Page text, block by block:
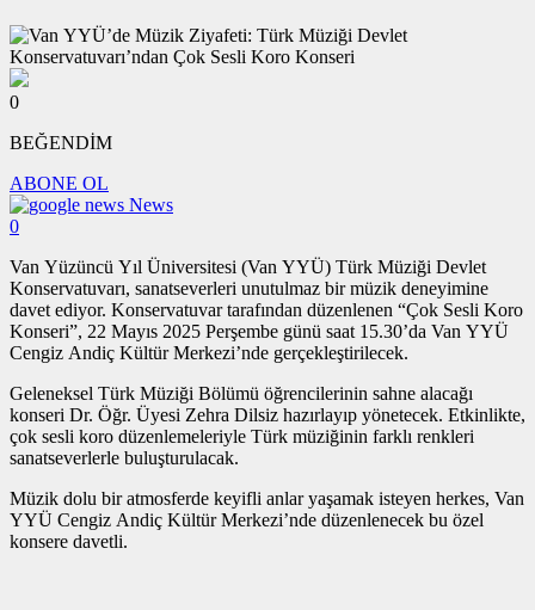
0
BEĞENDİM
ABONE OL
News
0
Van Yüzüncü Yıl Üniversitesi (Van YYÜ) Türk Müziği Devlet
Konservatuvarı, sanatseverleri unutulmaz bir müzik deneyimine
davet ediyor. Konservatuvar tarafından düzenlenen “Çok Sesli Koro
Konseri”, 22 Mayıs 2025 Perşembe günü saat 15.30’da Van YYÜ
Cengiz Andiç Kültür Merkezi’nde gerçekleştirilecek.
Geleneksel Türk Müziği Bölümü öğrencilerinin sahne alacağı
konseri Dr. Öğr. Üyesi Zehra Dilsiz hazırlayıp yönetecek. Etkinlikte,
çok sesli koro düzenlemeleriyle Türk müziğinin farklı renkleri
sanatseverlerle buluşturulacak.
Müzik dolu bir atmosferde keyifli anlar yaşamak isteyen herkes, Van
YYÜ Cengiz Andiç Kültür Merkezi’nde düzenlenecek bu özel
konsere davetli.